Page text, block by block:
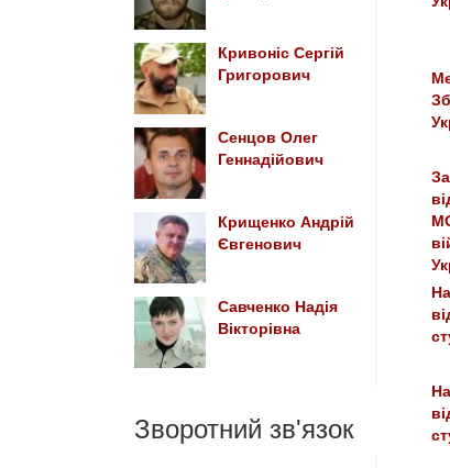
Кривоніс Сергій
Григорович
Сенцов Олег
Геннадійович
Крищенко Андрій
Євгенович
Савченко Надія
Вікторівна
Зворотний зв'язок